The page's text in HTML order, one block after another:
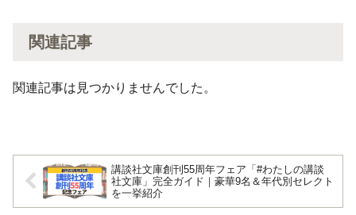
関連記事
関連記事は見つかりませんでした。
講談社文庫創刊55周年フェア「#わたしの講談
社文庫」完全ガイド｜豪華9名＆年代別セレクト
を一挙紹介